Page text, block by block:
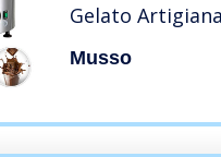
Gelato
Ricette
Musso